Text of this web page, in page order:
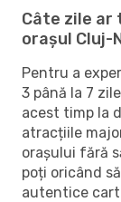
Câte zile ar
orașul Cluj-
Pentru a
3 până la 7
acest timp la
atracțiile
orașului fără
poți oricând
autentice